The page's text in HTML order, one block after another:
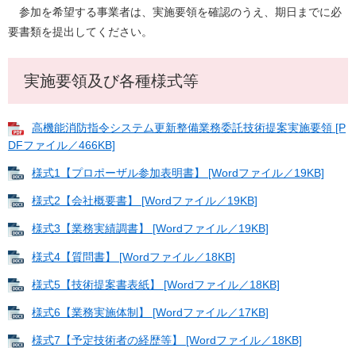
参加を希望する事業者は、実施要領を確認のうえ、期日までに必
要書類を提出してください。
実施要領及び各種様式等
高機能消防指令システム更新整備業務委託技術提案実施要領 [P
DFファイル／466KB]
様式1【プロポーザル参加表明書】 [Wordファイル／19KB]
様式2【会社概要書】 [Wordファイル／19KB]
様式3【業務実績調書】 [Wordファイル／19KB]
様式4【質問書】 [Wordファイル／18KB]
様式5【技術提案書表紙】 [Wordファイル／18KB]
様式6【業務実施体制】 [Wordファイル／17KB]
様式7【予定技術者の経歴等】 [Wordファイル／18KB]